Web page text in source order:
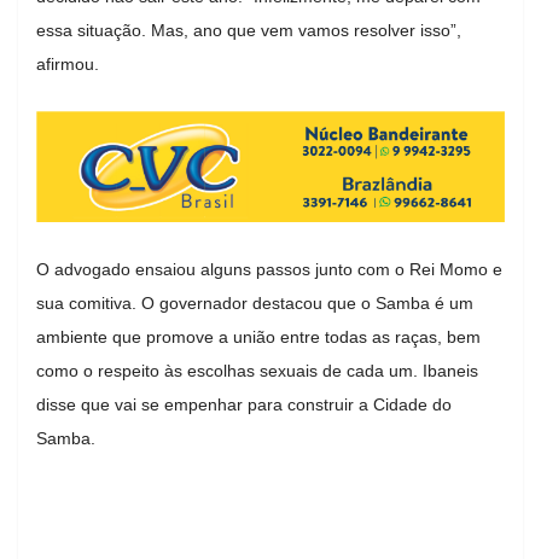
essa situação. Mas, ano que vem vamos resolver isso”,
afirmou.
O advogado ensaiou alguns passos junto com o Rei Momo e
sua comitiva. O governador destacou que o Samba é um
ambiente que promove a união entre todas as raças, bem
como o respeito às escolhas sexuais de cada um. Ibaneis
disse que vai se empenhar para construir a Cidade do
Samba.